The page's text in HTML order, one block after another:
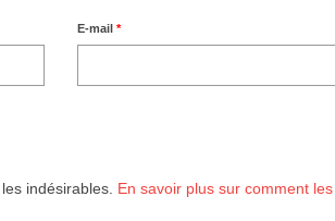
E-mail*
indésirables. En savoir plus sur comment